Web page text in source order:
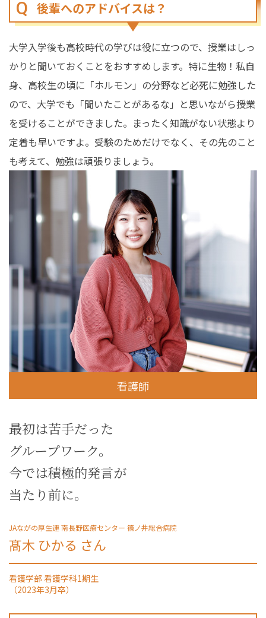
後輩へのアドバイスは？
大学入学後も高校時代の学びは役に立つので、授業はしっ
かりと聞いておくことをおすすめします。特に生物！私自
身、高校生の頃に「ホルモン」の分野など必死に勉強した
ので、大学でも「聞いたことがあるな」と思いながら授業
を受けることができました。まったく知識がない状態より
定着も早いですよ。受験のためだけでなく、その先のこと
も考えて、勉強は頑張りましょう。
看護師
最初は苦手だった
グループワーク。
今では積極的発言が
当たり前に。
JAながの厚生連 南長野医療センター 篠ノ井総合病院
髙木 ひかる さん
看護学部 看護学科1期生
（2023年3月卒）